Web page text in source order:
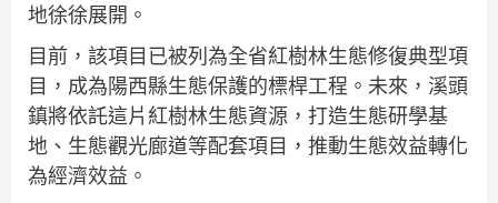
地徐徐展開。
目前，該項目已被列為全省紅樹林生態修復典型項
目，成為陽西縣生態保護的標桿工程。未來，溪頭
鎮將依託這片紅樹林生態資源，打造生態研學基
地、生態觀光廊道等配套項目，推動生態效益轉化
為經濟效益。